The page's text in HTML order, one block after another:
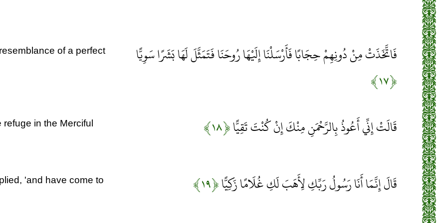
فَاتَّخَذَتْ مِنْ دُونِهِمْ حِجَابًا فَأَرْسَلْنَا إِلَيْهَا رُوحَنَا فَتَمَثَّلَ لَهَا بَشَرًا سَوِيًّا
﴿۱۷﴾
of a perfect
قَالَتْ إِنِّي أَعُوذُ بِالرَّحْمَنِ مِنْكَ إِنْ كُنْتَ تَقِيًّا﴿۱۸﴾ in the Merciful
قَالَ إِنَّمَا أَنَا رَسُولُ رَبِّكِ لِأَهَبَ لَكِ غُلَامًا زَكِيًّا﴿۱۹﴾ 'and have come to